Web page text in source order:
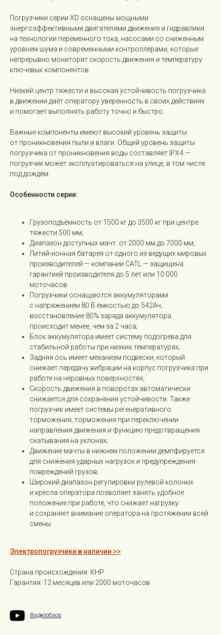
Погрузчики серии XD оснащены мощными
энергоэффективными двигателями движения и гидравлики
на технологии переменного тока, насосами со сниженным
уровнем шума и современными контроллерами, которые
непрерывно мониторят скорость движения и температуру
ключевых компонентов.
Низкий центр тяжести и высокая устойчивость погрузчика
в движении даёт оператору уверенность в своих действиях
и помогает выполнять работу точно и быстро.
Важные компоненты имеют высокий уровень защиты
от проникновения пыли и влаги. Общий уровень защиты
погрузчика от проникновения воды составляет IPX4 —
погрузчик может эксплуатироваться на улице, в том числе
под дождём.
Особенности серии:
Грузоподъёмность от 1500 кг до 3500 кг при центре
тяжести 500 мм;
Диапазон доступных мачт: от 2000 мм до 7000 мм;
Литий-ионная батарея от одного из ведущих мировых
производителей — компании CATL — защищена
гарантией производителя до 5 лет или 10 000
моточасов.
Погрузчики оснащаются аккумуляторами
с напряжением 80 В ёмкостью до 542Ач;
восстановление 80% заряда аккумулятора
происходит менее, чем за 2 часа;
Блок аккумулятора имеет систему подогрева для
стабильной работы при низких температурах;
Задняя ось имеет механизм подвески, который
снижает передачу вибрации на корпус погрузчика при
работе на неровных поверхностях;
Скорость движения в поворотах автоматически
снижается для сохранения устойчивости. Также
погрузчик имеет системы регенеративного
торможения, торможения при переключении
направления движения и функцию предотвращения
скатывания на уклонах;
Движение мачты в нижнем положении демпфируется
для снижения ударных нагрузок и предупреждения
повреждений грузов;
Широкий диапазон регулировки рулевой колонки
и кресла оператора позволяет занять удобное
положение при работе, что снижает нагрузку
и сохраняет внимание оператора на протяжении всей
смены.
Электропогрузчики в наличии >>
Страна происхождения: КНР
Гарантия: 12 месяцев или 2000 моточасов
Видеообзор